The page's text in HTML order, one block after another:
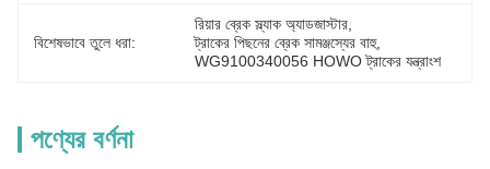
বিশেষভাবে তুলে ধরা:
রিয়ার ব্রেক স্ল্যাক অ্যাডজাস্টার
ট্রাকের পিছনের ব্রেক সামঞ্জস্যের বাহু,
WG9100340056 HOWO ট্রাকের যন্ত্রাংশ
পণ্যের বর্ণনা